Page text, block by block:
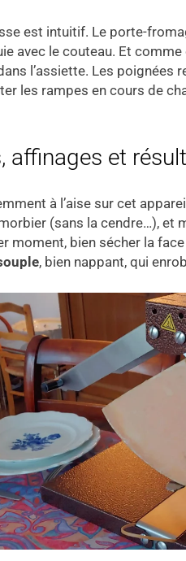
est intuitif. Le porte-
avec le couteau. Et
l’assiette. Les
les rampes en cours de
et
à l’aise sur cet
(sans la cendre…), et
moment, bien sécher la
, bien nappant, qui